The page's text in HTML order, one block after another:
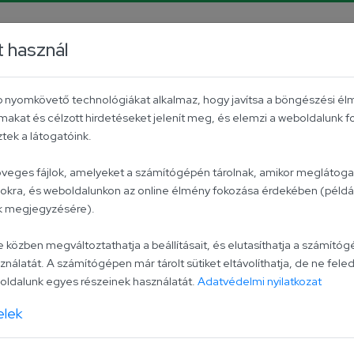
Dipping
The onion bits in
are what make it so
excellent with French
salads, or as a dip!
refined
(cucumber, glucose-
nyomkövető technológiákat alkalmaz, hogy javítsa a böngészési
és célzott hirdetéseket jelenít meg, és elemzi a weboldalunk
a látogatóink.
fájlok, amelyeket a számítógépén tárolnak, amikor
és weboldalunkon az online élmény fokozása érdekében
megjegyzésére).
közben megváltoztathatja a beállításait, és elutasíthatja a
A számítógépen már tárolt sütiket eltávolíthatja, de ne
egyes részeinek használatát. Adatvédelmi nyilatkozat